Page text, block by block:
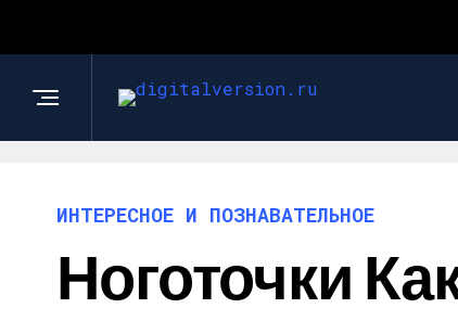
ИНТЕРЕСНОЕ И ПОЗНАВАТЕЛЬНОЕ
Ноготочки